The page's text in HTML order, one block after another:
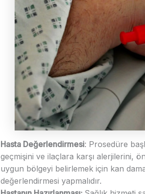
Hasta Değerlendirmesi: Prosedüre
geçmişini ve ilaçlara karşı alerjilerini,
uygun bölgeyi belirlemek için kan
değerlendirmesi yapmalıdır.